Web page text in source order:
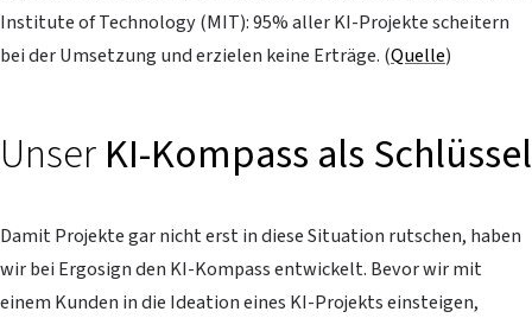
Institute of Technology (MIT): 95% aller KI-Projekte scheitern
bei der Umsetzung und erzielen keine Erträge. (Quelle)
Unser KI-Kompass als Schlüssel
Damit Projekte gar nicht erst in diese Situation rutschen, haben
wir bei Ergosign den KI-Kompass entwickelt. Bevor wir mit
einem Kunden in die Ideation eines KI-Projekts einsteigen,